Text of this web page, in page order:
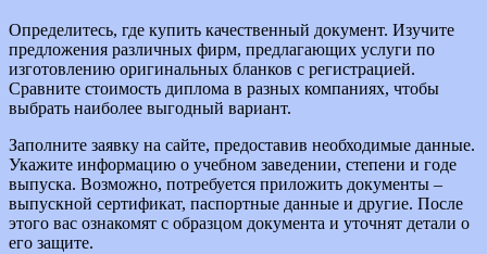
Определитесь, где купить качественный документ. Изучите
предложения различных фирм, предлагающих услуги по
изготовлению оригинальных бланков с регистрацией.
Сравните стоимость диплома в разных компаниях, чтобы
выбрать наиболее выгодный вариант.
Заполните заявку на сайте, предоставив необходимые данные.
Укажите информацию о учебном заведении, степени и годе
выпуска. Возможно, потребуется приложить документы –
выпускной сертификат, паспортные данные и другие. После
этого вас ознакомят с образцом документа и уточнят детали о
его защите.